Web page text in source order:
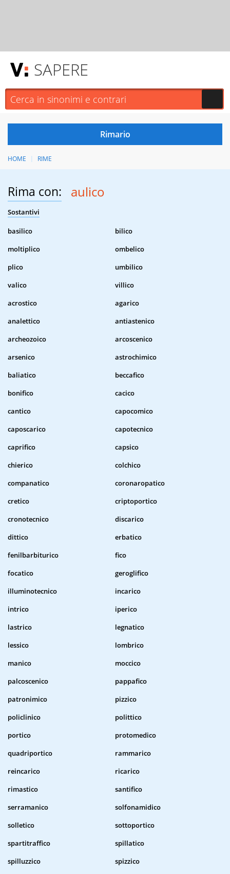
SAPERE
HOME RIME
Rima con: aulico
Sostantivi
basilico
bilico
moltiplico
ombelico
plico
umbilico
valico
villico
acrostico
agarico
analettico
antiastenico
archeozoico
arcoscenico
arsenico
astrochimico
baliatico
beccafico
bonifico
cacico
cantico
capocomico
caposcarico
capotecnico
caprifico
capsico
chierico
colchico
companatico
coronaropatico
cretico
criptoportico
cronotecnico
discarico
dittico
erbatico
fenilbarbiturico
fico
focatico
geroglifico
illuminotecnico
incarico
intrico
iperico
lastrico
legnatico
lessico
lombrico
manico
moccico
palcoscenico
pappafico
patronimico
pizzico
policlinico
polittico
portico
protomedico
quadriportico
rammarico
reincarico
ricarico
rimastico
santifico
serramanico
solfonamidico
solletico
sottoportico
spartitraffico
spillatico
spilluzzico
spizzico